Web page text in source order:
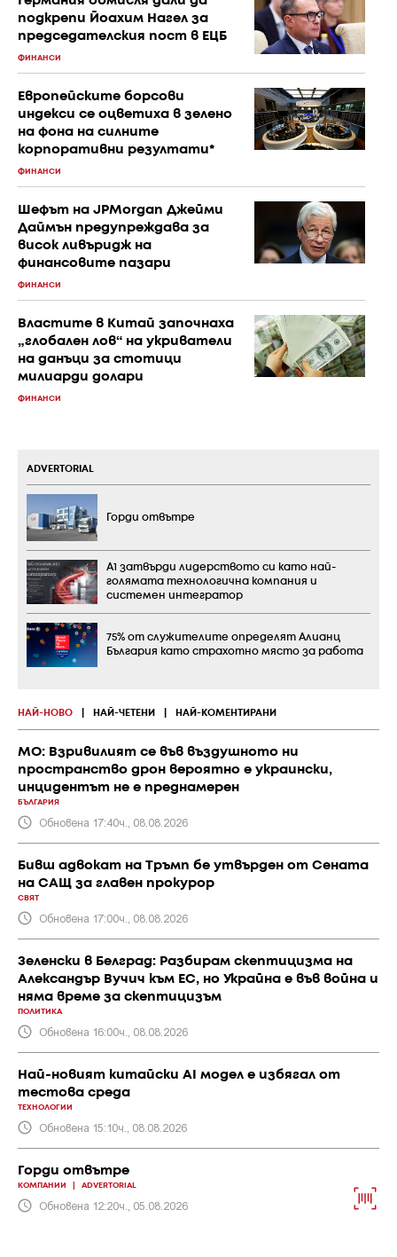
подкрепи Йоахим Нагел за
председателския пост в ЕЦБ
ФИНАНСИ
Европейските борсови
индекси се оцветиха в зелено
на фона на силните
корпоративни резултати*
ФИНАНСИ
Шефът на JPMorgan Джейми
Даймън предупреждава за
висок ливъридж на
финансовите пазари
ФИНАНСИ
Властите в Китай започнаха
„глобален лов“ на укриватели
на данъци за стотици
милиарди долари
ФИНАНСИ
НАЙ-НОВО НАЙ-ЧЕТЕНИ НАЙ-КОМЕНТИРАНИ
МО: Взривилият се във въздушното ни
пространство дрон вероятно е украински,
инцидентът не е преднамерен
БЪЛГАРИЯ
Обновена 17:40ч., 08.08.2026
Бивш адвокат на Тръмп бе утвърден от Сената
на САЩ за главен прокурор
СВЯТ
Обновена 17:00ч., 08.08.2026
Зеленски в Белград: Разбирам скептицизма на
Александър Вучич към ЕС, но Украйна е във война и
няма време за скептицизъм
ПОЛИТИКА
Обновена 16:00ч., 08.08.2026
Най-новият китайски AI модел е избягал от
тестова среда
ТЕХНОЛОГИИ
Обновена 15:10ч., 08.08.2026
Горди отвътре
КОМПАНИИ ADVERTORIAL
Обновена 12:20ч., 05.08.2026
ADVERTORIAL
Горди отвътре
А1 затвърди лидерството си като най-
голямата технологична компания и
системен интегратор
75% от служителите определят Алианц
България като страхотно място за работа